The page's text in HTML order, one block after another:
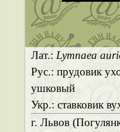
Лат.: Lymnaea
Рус.: прудовик
ушковый
Укр.: ставковик
г. Львов